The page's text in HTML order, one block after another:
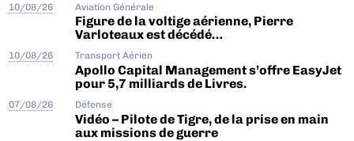
10/08/26 Aviation Générale
Figure de la voltige aérienne, Pierre
Varloteaux est décédé…
10/08/26 Transport Aérien
Apollo Capital Management s’offre EasyJet
pour 5,7 milliards de Livres.
07/08/26 Défense
Vidéo – Pilote de Tigre, de la prise en main
aux missions de guerre